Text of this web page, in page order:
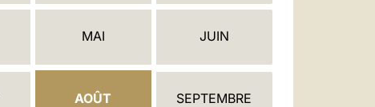
MAI JUIN
AOÛT SEPTEMBRE